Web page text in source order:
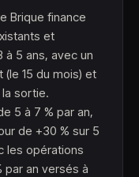
Brique finance
et
à 5 ans, avec un
15 du mois) et
sortie.
5 à 7 % par an,
de +30 % sur 5
les opérations
par an versés à